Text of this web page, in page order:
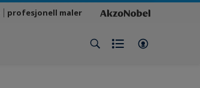
profesjonell maler